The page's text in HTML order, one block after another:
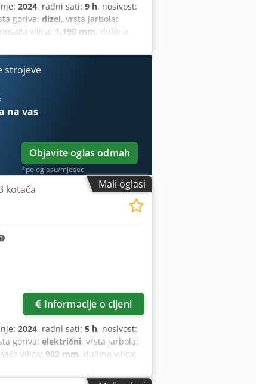
2024, radni sati: 9 h, nosivost:
goriva: dizel, vrsta jarbola:
vilica: 1.190 mm, duljina
ISO klasa 3 = 2.500 - 4.999 kg
vozilo Tehničko stanje: novo
R Dcspfx Ai Aeck Prednje gume
6.50x10 Stražnje gume stanje:
prednja, rešetka za zaštitu
ogledalo, vanjsko ogledalo,
strojeve
na vas
Objavite oglas odmah
*po oglasu/mjesec
Mali oglasi
kotača
Informacije o cijeni
2024, radni sati: 5 h, nosivost:
goriva: električni, vrsta jarbola:
vilica: 902 mm, duljina vilica:
500 Širina vilice: 100 mm